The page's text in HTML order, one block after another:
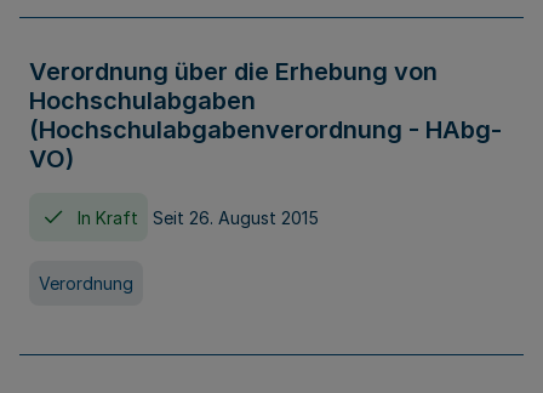
Verordnung über die Erhebung von
Hochschulabgaben
(Hochschulabgabenverordnung - HAbg-
VO)
In Kraft Seit 26. August 2015
Verordnung